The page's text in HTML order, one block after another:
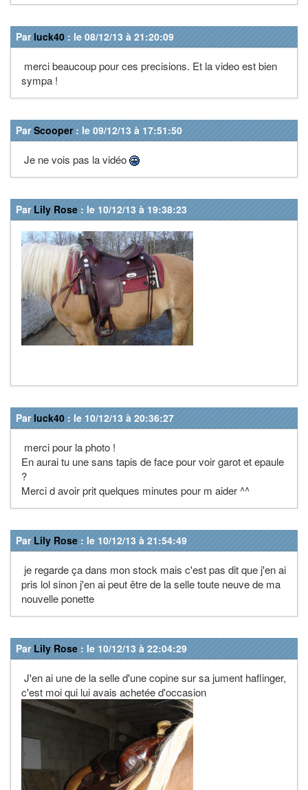
Par luck40 : le 08/12/13 à 21:20:09
merci beaucoup pour ces precisions. Et la video est bien
sympa !
ParScooper: le 09/12/13 à 17:51:50
Je ne vois pas la vidéo
Par Lily Rose : le 10/12/13 à 19:38:23
Par luck40 : le 10/12/13 à 20:36:27
merci pour la photo !
En aurai tu une sans tapis de face pour voir garot et epaule
?
Merci d avoir prit quelques minutes pour m aider ^^
Par Lily Rose : le 10/12/13 à 21:54:49
je regarde ça dans mon stock mais c'est pas dit que j'en ai
pris lol sinon j'en ai peut être de la selle toute neuve de ma
nouvelle ponette
Par Lily Rose : le 10/12/13 à 22:04:29
J'en ai une de la selle d'une copine sur sa jument haflinger,
c'est moi qui lui avais achetée d'occasion